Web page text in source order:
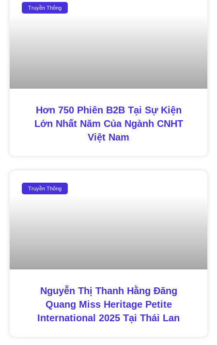
Truyền Thông
Hơn 750 Phiên B2B Tại Sự Kiện
Lớn Nhất Năm Của Ngành CNHT
Việt Nam
Truyền Thông
Nguyễn Thị Thanh Hằng Đăng
Quang Miss Heritage Petite
International 2025 Tại Thái Lan